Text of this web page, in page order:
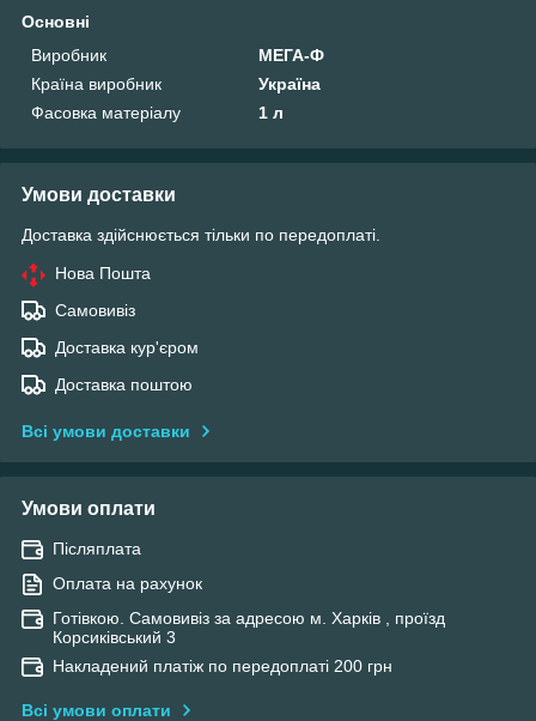
Основні
Виробник
МЕГА-Ф
Країна виробник
Україна
Фасовка матеріалу
1 л
Умови доставки
Доставка здійснюється тільки по передоплаті.
Нова Пошта
Самовивіз
Доставка кур'єром
Доставка поштою
Всі умови доставки
Умови оплати
Післяплата
Оплата на рахунок
Готівкою. Самовивіз за адресою м. Харків , проїзд
Корсиківський 3
Накладений платіж по передоплаті 200 грн
Всі умови оплати